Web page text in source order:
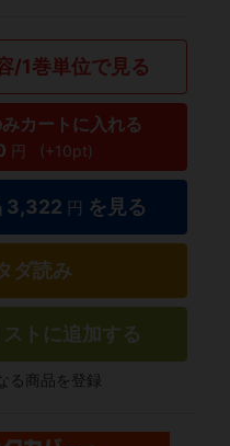
/1巻単位で見る
カートに入れる
円 (+10pt)
3,322 円 を見る
ダ読み
トに追加する
る商品を登録